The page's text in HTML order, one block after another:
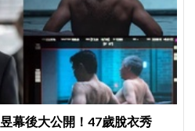
幕後大公開！47歲脫衣秀